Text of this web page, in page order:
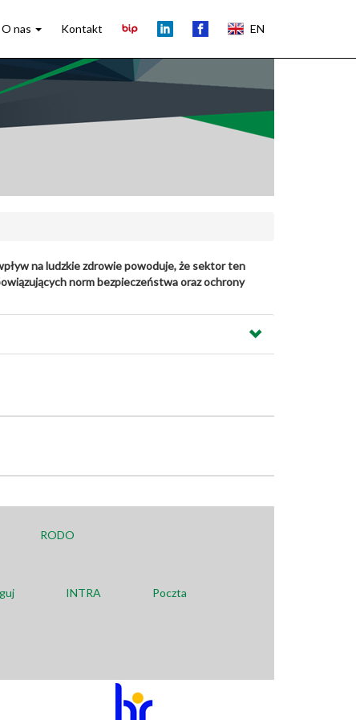
O nas Kontakt EN
na ludzkie zdrowie powoduje, że sektor ten
norm bezpieczeństwa oraz ochrony
RODO
INTRA Poczta